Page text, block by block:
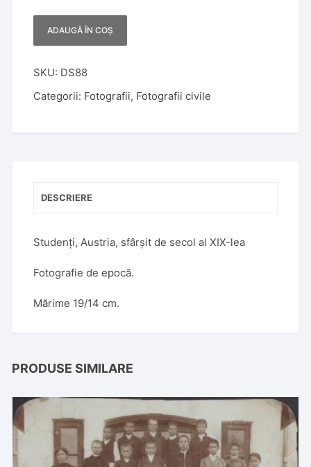
ADAUGĂ ÎN COȘ
t
SKU: DS88
Categorii: Fotografii, Fotografii civile
DESCRIERE
Studenți, Austria, sfârșit de secol al XIX-lea
Fotografie de epocă.
Mărime 19/14 cm.
PRODUSE SIMILARE